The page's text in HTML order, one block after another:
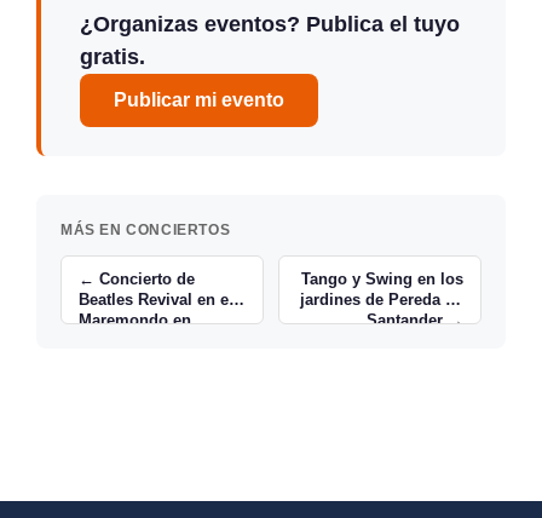
¿Organizas eventos? Publica el tuyo
gratis.
Publicar mi evento
MÁS EN CONCIERTOS
← Concierto de
Beatles Revival en el
Maremondo en
Tango y Swing en los
jardines de Pereda de
Santander →